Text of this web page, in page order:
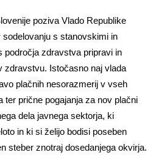
poziva Vlado Republike
s stanovskimi in
področja zdravstva pripravi in
zdravstvu. Istočasno naj vlada
plačnih nesorazmerij v vseh
ter prične pogajanja za nov plačni
dela javnega sektorja, ki
in ki si želijo bodisi poseben
steber znotraj dosedanjega okvirja.